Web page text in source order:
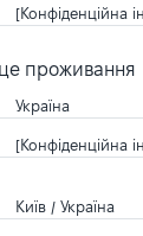
[Конфіденційна
проживання
Україна
[Конфіденційна
Київ / Україна